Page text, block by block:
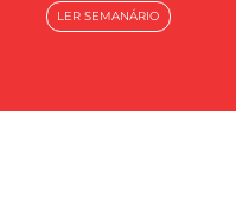
LER SEMANÁRIO